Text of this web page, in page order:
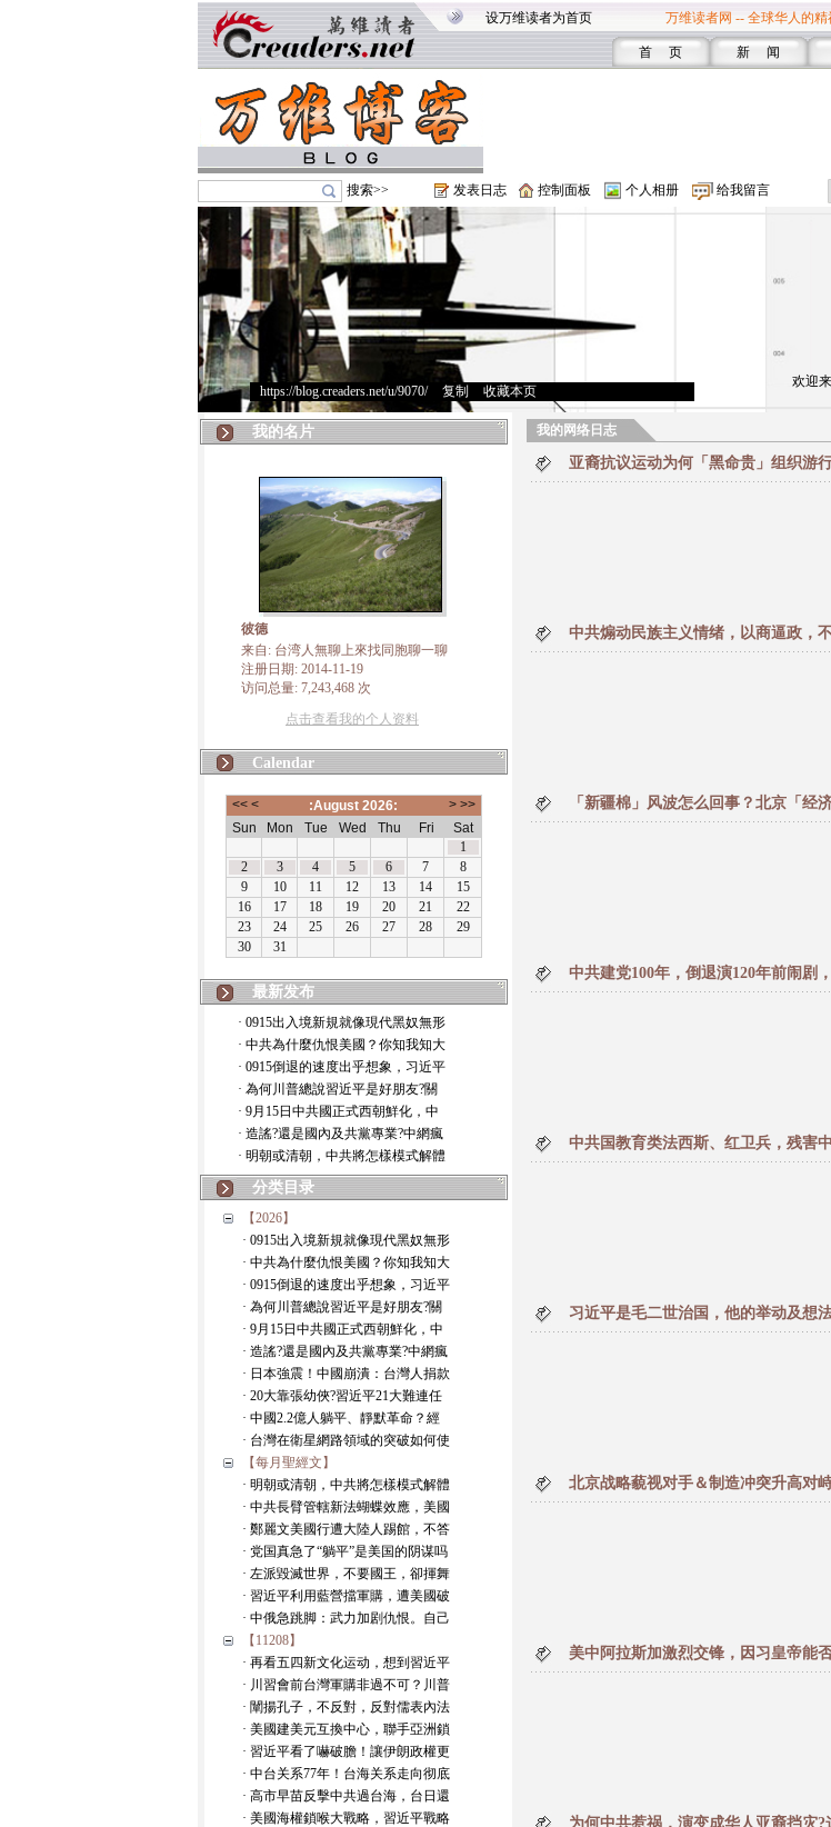
设万维读者为首页 万维读者网 -- 全球华人的精
首 页 新 闻
搜索>> 发表日志 控制面板 个人相册 给我留言
https://blog.creaders.net/u/9070/> 复制 收藏本页
欢迎
我的名片
彼德
来自: 台湾人無聊上來找同胞聊一聊
注册日期: 2014-11-19
访问总量: 7,243,468 次
点击查看我的个人资料
Calendar
最新发布
· 0915出入境新規就像現代黑奴無形
· 中共為什麼仇恨美國？你知我知大
· 0915倒退的速度出乎想象，习近平
· 為何川普總說習近平是好朋友?關
· 9月15日中共國正式西朝鮮化，中
· 造謠?還是國內及共黨專業?中網瘋
· 明朝或清朝，中共將怎樣模式解體
分类目录
【2026】
· 0915出入境新規就像現代黑奴無形
· 中共為什麼仇恨美國？你知我知大
· 0915倒退的速度出乎想象，习近平
· 為何川普總說習近平是好朋友?關
· 9月15日中共國正式西朝鮮化，中
· 造謠?還是國內及共黨專業?中網瘋
· 日本強震！中國崩潰：台灣人捐款
· 20大靠張幼俠?習近平21大難連任
· 中國2.2億人躺平、靜默革命？經
· 台灣在衛星網路領域的突破如何使
【每月聖經文】
· 明朝或清朝，中共將怎樣模式解體
· 中共長臂管轄新法蝴蝶效應，美國
· 鄭麗文美國行遭大陸人踢館，不答
· 党国真急了“躺平”是美国的阴谋吗
· 左派毀滅世界，不要國王，卻揮舞
· 習近平利用藍營擋軍購，遭美國破
· 中俄急跳脚：武力加剧仇恨。自己
【11208】
· 再看五四新文化运动，想到習近平
· 川習會前台灣軍購非過不可？川普
· 闡揚孔子，不反對，反對儒表內法
· 美國建美元互換中心，聯手亞洲鎖
· 習近平看了嚇破膽！讓伊朗政權更
· 中台关系77年！台海关系走向彻底
· 高市早苗反擊中共過台海，台日還
· 美國海權鎖喉大戰略，習近平戰略
我的网络日志
亚裔抗议运动为何「黑命贵」组织游
中共煽动民族主义情绪，以商逼政，
「新疆棉」风波怎么回事？北京「经
中共建党100年，倒退演120年前闹剧
中共国教育类法西斯、红卫兵，残害
习近平是毛二世治国，他的举动及想
北京战略藐视对手＆制造冲突升高对
美中阿拉斯加激烈交锋，因习皇帝能
为何中共惹祸，演变成华人亚裔挡灾?